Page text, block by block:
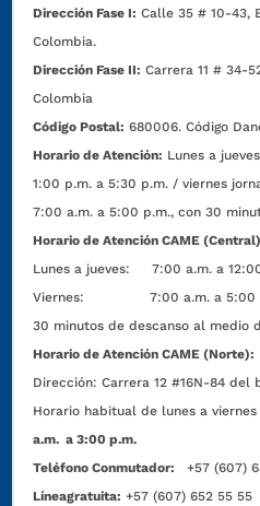
Dirección Fase I: Calle 35 # 10-43,
Colombia.
Dirección Fase II: Carrera 11 # 34-
Colombia
Código Postal: 680006. Código
Horario de Atención: Lunes a
1:00 p.m. a 5:30 p.m. / viernes
7:00 a.m. a 5:00 p.m., con 30
Horario de Atención CAME
Lunes a jueves: 7:00 a.m. a
Viernes: 7:00 a.m. a 5:00
30 minutos de descanso al medio
Horario de Atención CAME (Norte):
Dirección:Carrera 12 #16N-84 del
Horario habitual de lunes a viernes
a.m. a 3:00 p.m.
Teléfono Conmutador:
+57 (607)
Líneagratuita: +57 (607) 652 55 55